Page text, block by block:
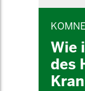
Wie
des